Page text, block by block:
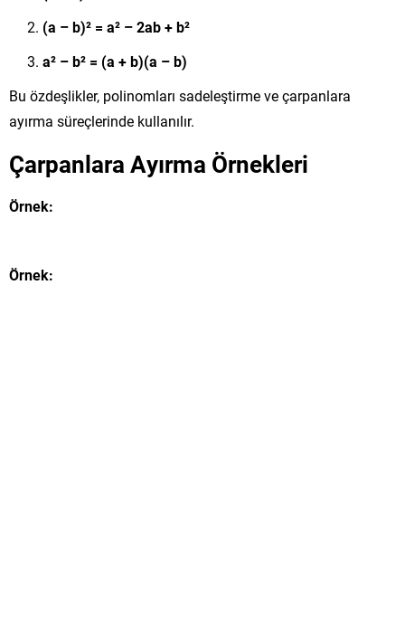
(a – b)² = a² – 2ab + b²
a² – b² = (a + b)(a – b)
Bu özdeşlikler, polinomları sadeleştirme ve çarpanlara
ayırma süreçlerinde kullanılır.
Çarpanlara Ayırma Örnekleri
Örnek:
Örnek: